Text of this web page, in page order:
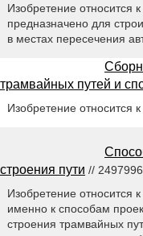
Изобретение относится
предназначено для
в местах пересечения
трамвайных путей и
Изобретение относится к
строения пути // 2497996
Изобретение относится
именно к способам
строения трамвайных